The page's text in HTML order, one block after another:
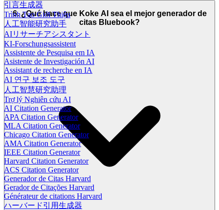
引言生成器
Trình Tạo Giới Thiệu
人工智能研究助手
AIリサーチアシスタント
KI-Forschungsassistent
Assistente de Pesquisa em IA
Asistente de Investigación AI
Assistant de recherche en IA
AI 연구 보조 도구
人工智慧研究助理
Trợ lý Nghiên cứu AI
AI Citation Generator
APA Citation Generator
MLA Citation Generator
Chicago Citation Generator
AMA Citation Generator
IEEE Citation Generator
Harvard Citation Generator
ACS Citation Generator
Generador de Citas Harvard
Gerador de Citações Harvard
Générateur de citations Harvard
ハーバード引用生成器
6. ¿Qué hace que Koke AI sea el mejor generador de
citas Bluebook?